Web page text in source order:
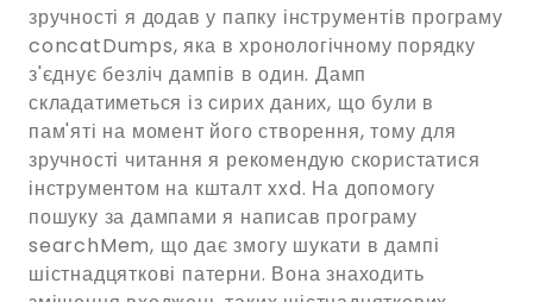
зручності я додав у папку інструментів програму
concatDumps, яка в хронологічному порядку
з'єднує безліч дампів в один. Дамп
складатиметься із сирих даних, що були в
пам'яті на момент його створення, тому для
зручності читання я рекомендую скористатися
інструментом на кшталт xxd. На допомогу
пошуку за дампами я написав програму
searchMem, що дає змогу шукати в дампі
шістнадцяткові патерни. Вона знаходить